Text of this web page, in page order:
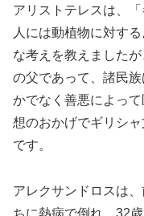
アリストテレスは、
人には動植物に対す
な考えを教えました
の父であって、諸民
かでなく善悪によっ
想のおかげでギリシ
です。
アレクサンドロスは
ちに熱病で倒れ、32